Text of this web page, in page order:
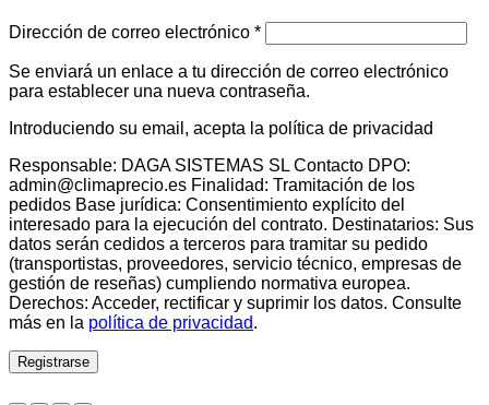
Dirección de correo electrónico *Obligatorio
Se enviará un enlace a tu dirección de correo electrónico
para establecer una nueva contraseña.
Introduciendo su email, acepta la política de privacidad
Responsable: DAGA SISTEMAS SL Contacto DPO:
admin@climaprecio.es Finalidad: Tramitación de los
pedidos Base jurídica: Consentimiento explícito del
interesado para la ejecución del contrato. Destinatarios: Sus
datos serán cedidos a terceros para tramitar su pedido
(transportistas, proveedores, servicio técnico, empresas de
gestión de reseñas) cumpliendo normativa europea.
Derechos: Acceder, rectificar y suprimir los datos. Consulte
más en la política de privacidad.
Registrarse